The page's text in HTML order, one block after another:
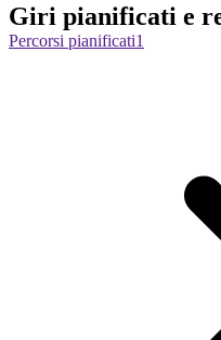
Giri pianificati e
Percorsi pianificati1